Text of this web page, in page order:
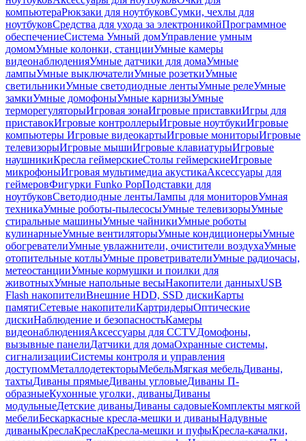
компьютераРюкзаки для ноутбуковСумки, чехлы для
ноутбуковСредства для ухода за электроникойПрограммное
обеспечениеСистема Умный домУправление умным
домомУмные колонки, станцииУмные камеры
видеонаблюденияУмные датчики для домаУмные
лампыУмные выключателиУмные розеткиУмные
светильникиУмные светодиодные лентыУмные релеУмные
замкиУмные домофоныУмные карнизыУмные
терморегуляторыИгровая зонаИгровые приставкиИгры для
приставокИгровые контроллерыИгровые ноутбукиИгровые
компьютеры Игровые видеокартыИгровые мониторыИгровые
телевизорыИгровые мышиИгровые клавиатурыИгровые
наушникиКресла геймерскиеСтолы геймерскиеИгровые
микрофоныИгровая мультимедиа акустикаАксессуары для
геймеровФигурки Funko PopПодставки для
ноутбуковСветодиодные лентыЛампы для мониторовУмная
техникаУмные роботы-пылесосыУмные телевизорыУмные
стиральные машиныУмные чайникиУмные роботы
кулинарныеУмные вентиляторыУмные кондиционерыУмные
обогревателиУмные увлажнители, очистители воздухаУмные
отопительные котлыУмные проветривателиУмные радиочасы,
метеостанцииУмные кормушки и поилки для
животныхУмные напольные весыНакопители данныхUSB
Flash накопителиВнешние HDD, SSD дискиКарты
памятиСетевые накопителиКартридерыОптические
дискиНаблюдение и безопасностьКамеры
видеонаблюденияАксессуары для CCTVДомофоны,
вызывные панелиДатчики для домаОхранные системы,
сигнализацииСистемы контроля и управления
доступомМеталлодетекторыМебельМягкая мебельДиваны,
тахтыДиваны прямыеДиваны угловыеДиваны П-
образныеКухонные уголки, диваныДиваны
модульныеДетские диваныДиваны садовыеКомплекты мягкой
мебелиБескаркасные кресла-мешки и диваныНадувные
диваныКреслаКреслаКресла-мешки и пуфыКресла-качалки,